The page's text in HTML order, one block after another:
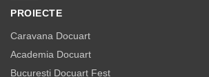
PROIECTE
Caravana Docuart
Academia Docuart
Bucuresti Docuart Fest